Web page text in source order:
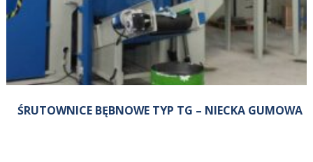
ŚRUTOWNICE BĘBNOWE TYP TG – NIECKA GUMOWA